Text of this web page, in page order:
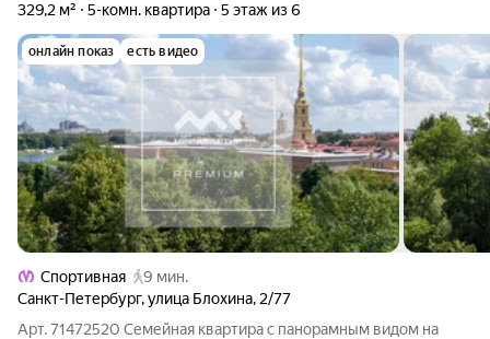
329,2 м² 5-комн. квартира 5 этаж из 6
онлайн показ есть видео
Спортивная
9 мин.
Санкт-Петербург,улица Блохина, 2/77
Арт. 71472520 Семейная квартира с панорамным видом на